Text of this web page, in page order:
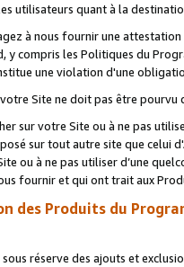
utilisateurs quant à la
à nous fournir une
y compris les Politiques du
une violation d'une
Site ne doit pas être
sur votre Site ou à ne pas
sur tout autre site que celui
ou à ne pas utiliser d’une
fournir et qui ont trait aux
des Produits du
réserve des ajouts et